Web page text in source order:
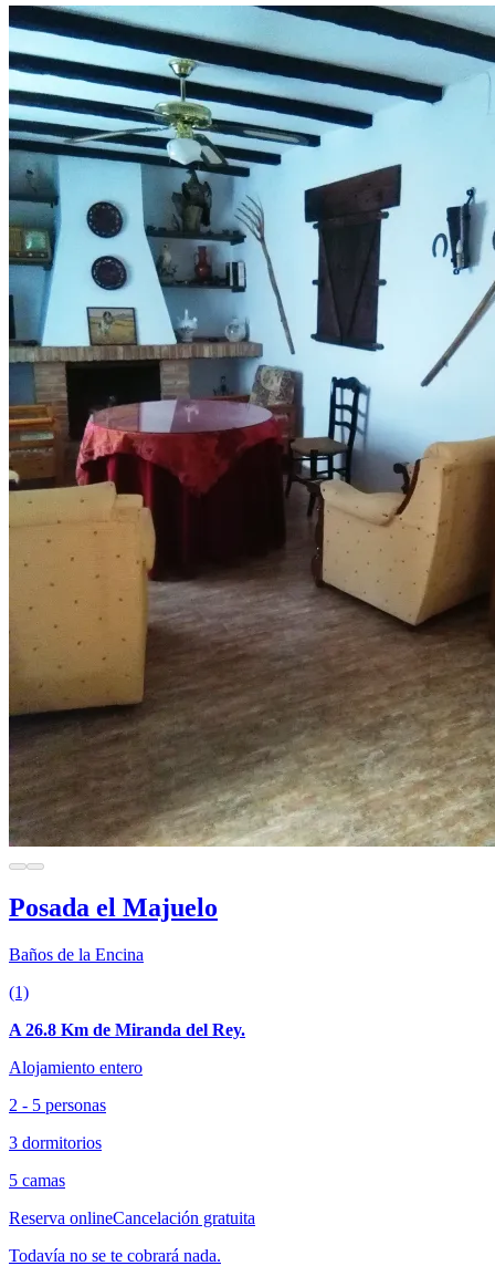
Posada el Majuelo
Baños de la Encina
(1)
A 26.8 Km de Miranda del Rey.
Alojamiento entero
2 - 5 personas
3 dormitorios
5 camas
Reserva onlineCancelación gratuita
Todavía no se te cobrará nada.